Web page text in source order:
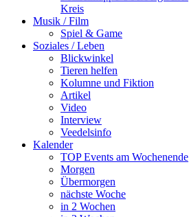
Kreis
Musik / Film
Spiel & Game
Soziales / Leben
Blickwinkel
Tieren helfen
Kolumne und Fiktion
Artikel
Video
Interview
Veedelsinfo
Kalender
TOP Events am Wochenende
Morgen
Übermorgen
nächste Woche
in 2 Wochen